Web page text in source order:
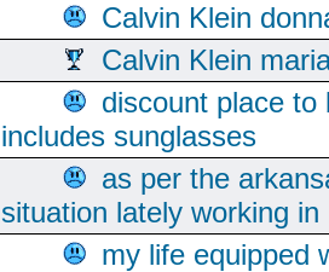
Calvin Klein
Calvin Klein
discount place
includes sunglasses
as per the
situation lately working
my life equipped